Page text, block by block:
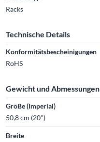
Racks
Technische Details
Konformitätsbescheinigungen
RoHS
Gewicht und Abmessungen
Größe (Imperial)
50,8 cm (20")
Breite